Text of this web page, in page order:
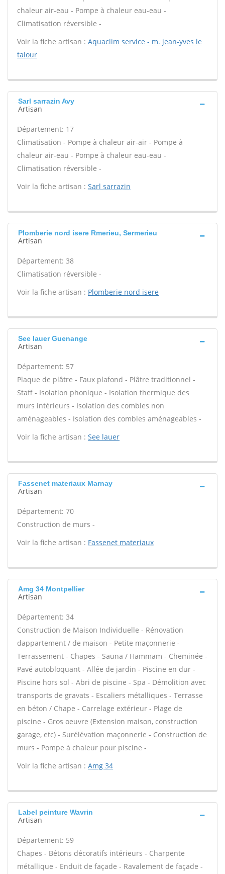
chaleur air-eau - Pompe à chaleur eau-eau -
Climatisation réversible -
Voir la fiche artisan : Aquaclim service - m. jean-yves le
talour
Sarl sarrazin Avy
Artisan
Département: 17
Climatisation - Pompe à chaleur air-air - Pompe à
chaleur air-eau - Pompe à chaleur eau-eau -
Climatisation réversible -
Voir la fiche artisan : Sarl sarrazin
Plomberie nord isere Rmerieu, Sermerieu
Artisan
Département: 38
Climatisation réversible -
Voir la fiche artisan : Plomberie nord isere
See lauer Guenange
Artisan
Département: 57
Plaque de plâtre - Faux plafond - Plâtre traditionnel -
Staff - Isolation phonique - Isolation thermique des
murs intérieurs - Isolation des combles non
aménageables - Isolation des combles aménageables -
Voir la fiche artisan : See lauer
Fassenet materiaux Marnay
Artisan
Département: 70
Construction de murs -
Voir la fiche artisan : Fassenet materiaux
Amg 34 Montpellier
Artisan
Département: 34
Construction de Maison Individuelle - Rénovation
dappartement / de maison - Petite maçonnerie -
Terrassement - Chapes - Sauna / Hammam - Cheminée -
Pavé autobloquant - Allée de jardin - Piscine en dur -
Piscine hors sol - Abri de piscine - Spa - Démolition avec
transports de gravats - Escaliers métalliques - Terrasse
en béton / Chape - Carrelage extérieur - Plage de
piscine - Gros oeuvre (Extension maison, construction
garage, etc) - Surélévation maçonnerie - Construction de
murs - Pompe à chaleur pour piscine -
Voir la fiche artisan : Amg 34
Label peinture Wavrin
Artisan
Département: 59
Chapes - Bétons décoratifs intérieurs - Charpente
métallique - Enduit de façade - Ravalement de façade -